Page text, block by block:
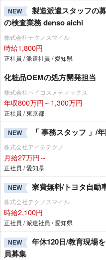
NEW
製造派遣スタッフの
の検査業務 denso aichi
株式会社テクノスマイル
時給1,800円
正社員 / 派遣社員 / 愛知県
化粧品OEMの処方開発担当
株式会社ベイコスメティックス
年収800万円～1,300万円
正社員 / 東京都
NEW 「 事務スタッフ 」/
株式会社アイチテクノ
月給27万円～
正社員 / 愛知県
NEW 寮費無料/トヨタ自動
株式会社テクノスマイル
時給2,100円
正社員 / 派遣社員 / 愛知県
NEW
年休120日/教育現場
員募集